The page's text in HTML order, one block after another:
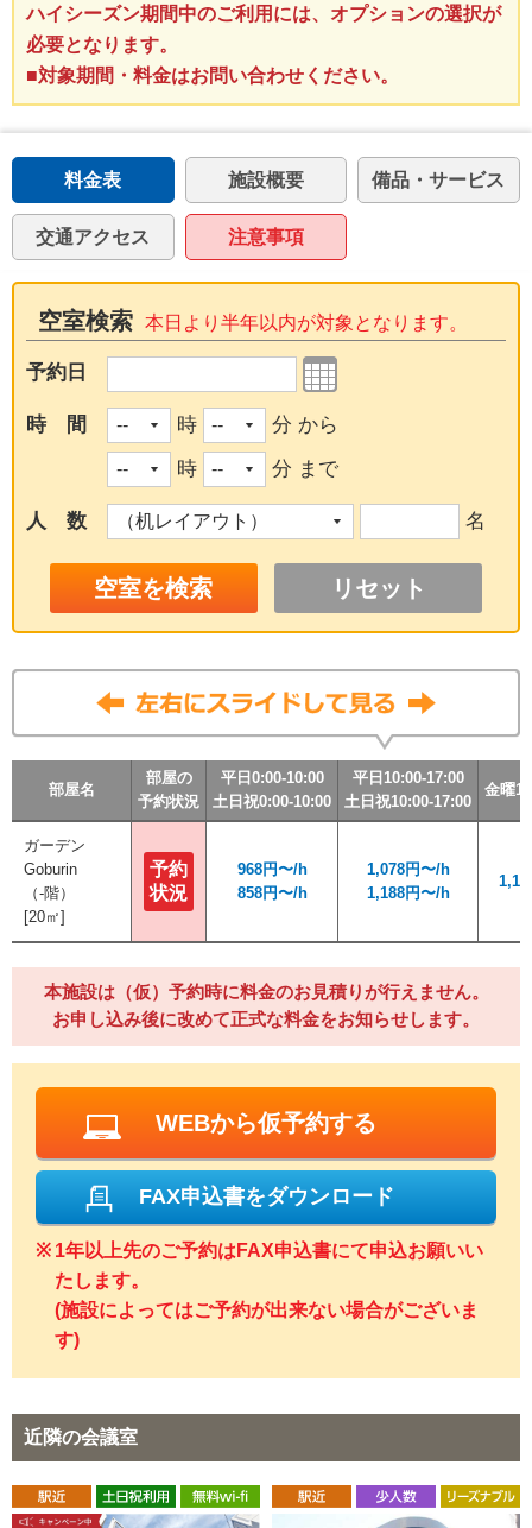
ハイシーズン期間中のご利用には、オプションの選択が
必要となります。
■対象期間・料金はお問い合わせください。
料金表 施設概要 備品・サービス
交通アクセス 注意事項
空室検索 本日より半年以内が対象となります。
予約日
時 間 時
分 から
時
分 まで
人 数 名
リセット
部屋名
部屋の
予約状況
平日0:00-10:00
土日祝0:00-10:00
平日10:00-17:00
土日祝10:00-17:00
金曜
部屋名
部屋の
予約状況
平日0:00-10:00
土日祝0:00-10:00
平日10:00-17:00
土日祝10:00-17:00
金曜
部屋名
部屋の
予約状況
平日0:00-10:00
土日祝0:00-10:00
平日10:00-17:00
土日祝10:00-17:00
金曜
ガーデン
Goburin
（-階）
[20㎡]
予約
状況
968円〜/h
858円〜/h
1,078円〜/h
1,188円〜/h
部屋名
部屋の
予約状況
平日0:00-10:00
土日祝0:00-10:00
平日10:00-17:00
土日祝10:00-17:00
金曜
ガーデン
Goburin
（-階）
[20㎡]
予約
状況
968円〜/h
858円〜/h
1,078円〜/h
1,188円〜/h
本施設は（仮）予約時に料金のお見積りが行えません。
お申し込み後に改めて正式な料金をお知らせします。
WEBから仮予約する
FAX申込書をダウンロード
1年以上先のご予約はFAX申込書にて申込お願いい
たします。
(施設によってはご予約が出来ない場合がございま
す)
近隣の会議室